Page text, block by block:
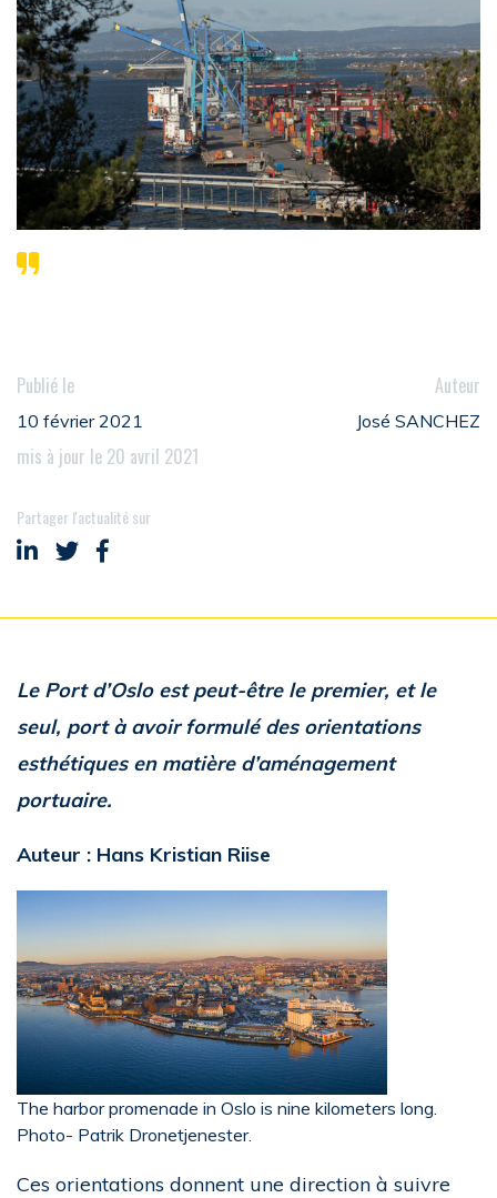
Publié le
10 février 2021
mis à jour le 20 avril 2021
Auteur
José SANCHEZ
Partager l'actualité sur
Partager sur LinkedIn
Partager sur Twitter
Partager sur Facebook
Le Port d’Oslo est peut-être le premier, et le
seul, port à avoir formulé des orientations
esthétiques en matière d’aménagement
portuaire.
Auteur : Hans Kristian Riise
The harbor promenade in Oslo is nine kilometers long.
Photo- Patrik Dronetjenester.
Ces orientations donnent une direction à suivre